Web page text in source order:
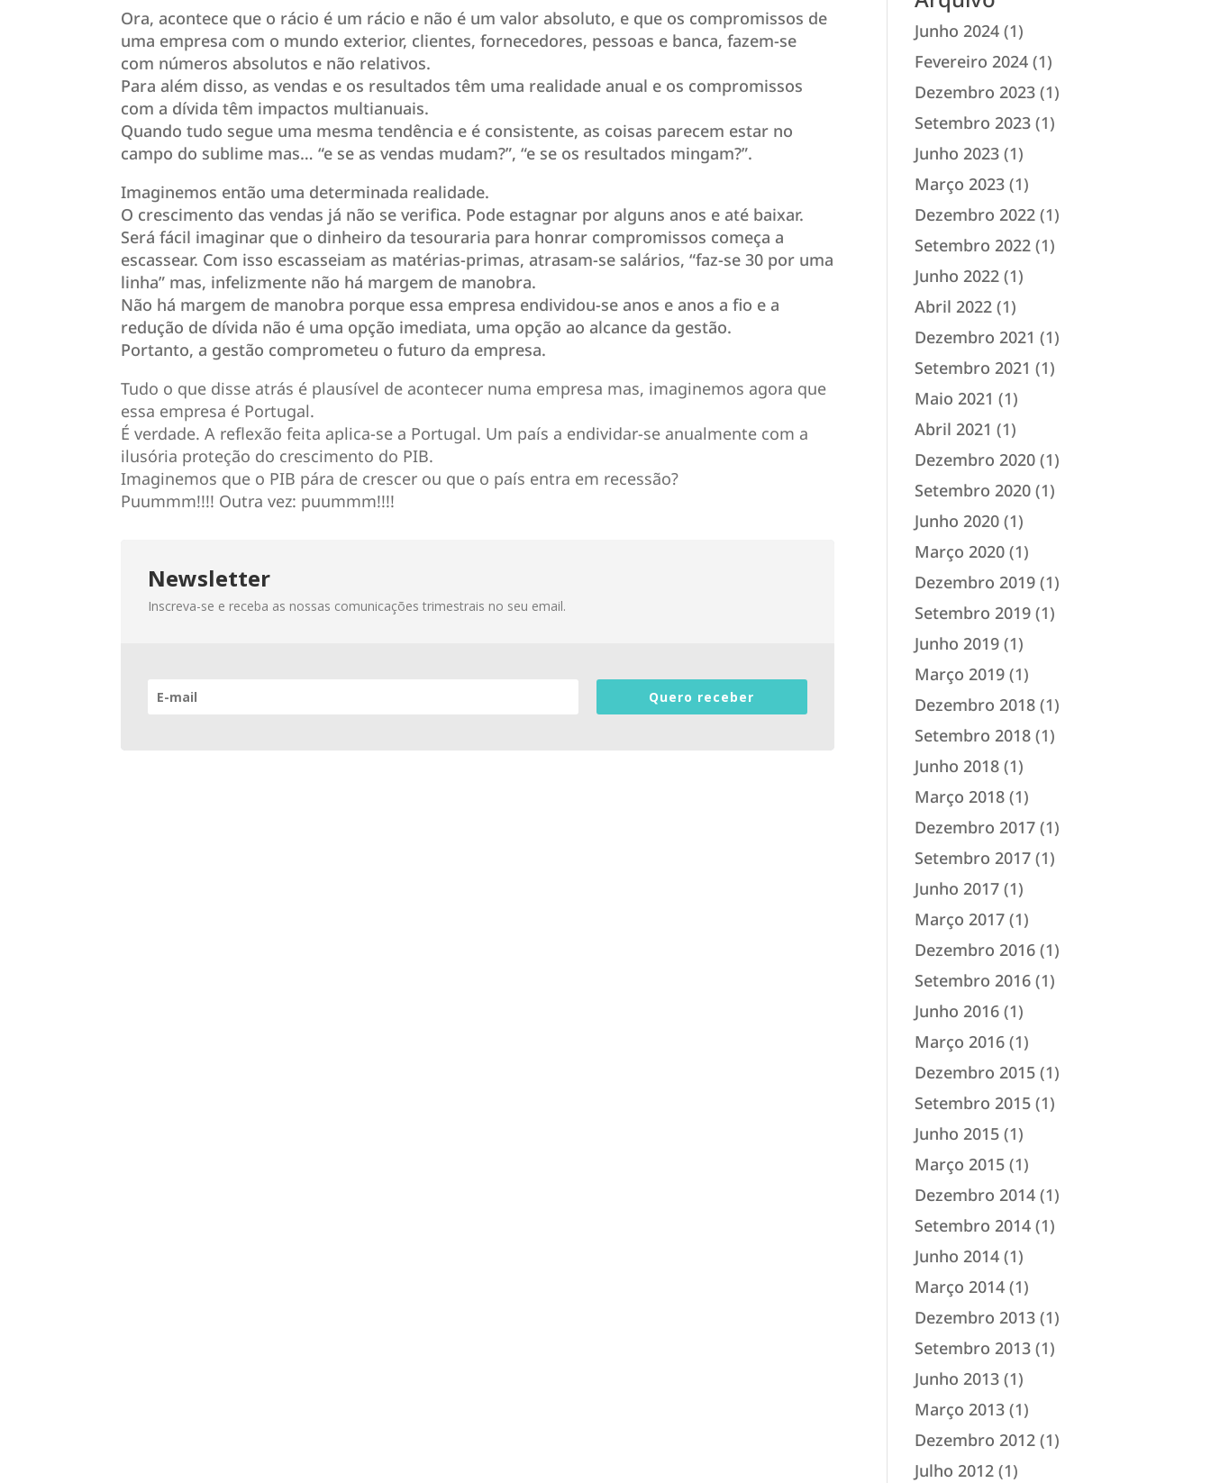
Ora, acontece que o rácio é um rácio e não é um valor absoluto, e que os compromissos de
uma empresa com o mundo exterior, clientes, fornecedores, pessoas e banca, fazem-se
com números absolutos e não relativos.
Para além disso, as vendas e os resultados têm uma realidade anual e os compromissos
com a dívida têm impactos multianuais.
Quando tudo segue uma mesma tendência e é consistente, as coisas parecem estar no
campo do sublime mas… “e se as vendas mudam?”, “e se os resultados mingam?”.
Imaginemos então uma determinada realidade.
O crescimento das vendas já não se verifica. Pode estagnar por alguns anos e até baixar.
Será fácil imaginar que o dinheiro da tesouraria para honrar compromissos começa a
escassear. Com isso escasseiam as matérias-primas, atrasam-se salários, “faz-se 30 por uma
linha” mas, infelizmente não há margem de manobra.
Não há margem de manobra porque essa empresa endividou-se anos e anos a fio e a
redução de dívida não é uma opção imediata, uma opção ao alcance da gestão.
Portanto, a gestão comprometeu o futuro da empresa.
Tudo o que disse atrás é plausível de acontecer numa empresa mas, imaginemos agora que
essa empresa é Portugal.
É verdade. A reflexão feita aplica-se a Portugal. Um país a endividar-se anualmente com a
ilusória proteção do crescimento do PIB.
Imaginemos que o PIB pára de crescer ou que o país entra em recessão?
Puummm!!!! Outra vez: puummm!!!!
Newsletter
Inscreva-se e receba as nossas comunicações trimestrais no seu email.
Quero receber
Junho 2024 (1)
Fevereiro 2024 (1)
Dezembro 2023 (1)
Setembro 2023 (1)
Junho 2023 (1)
Março 2023 (1)
Dezembro 2022 (1)
Setembro 2022 (1)
Junho 2022 (1)
Abril 2022 (1)
Dezembro 2021 (1)
Setembro 2021 (1)
Maio 2021 (1)
Abril 2021 (1)
Dezembro 2020 (1)
Setembro 2020 (1)
Junho 2020 (1)
Março 2020 (1)
Dezembro 2019 (1)
Setembro 2019 (1)
Junho 2019 (1)
Março 2019 (1)
Dezembro 2018 (1)
Setembro 2018 (1)
Junho 2018 (1)
Março 2018 (1)
Dezembro 2017 (1)
Setembro 2017 (1)
Junho 2017 (1)
Março 2017 (1)
Dezembro 2016 (1)
Setembro 2016 (1)
Junho 2016 (1)
Março 2016 (1)
Dezembro 2015 (1)
Setembro 2015 (1)
Junho 2015 (1)
Março 2015 (1)
Dezembro 2014 (1)
Setembro 2014 (1)
Junho 2014 (1)
Março 2014 (1)
Dezembro 2013 (1)
Setembro 2013 (1)
Junho 2013 (1)
Março 2013 (1)
Dezembro 2012 (1)
Julho 2012 (1)